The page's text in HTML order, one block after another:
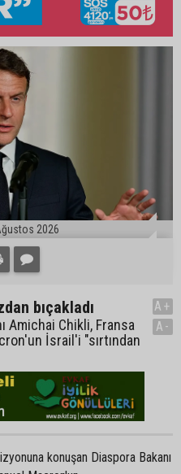
2026
bıçakladı
Amichai Chikli, Fransa
İsrail'i "sırtından
A+
A-
konuşan Diaspora Bakanı